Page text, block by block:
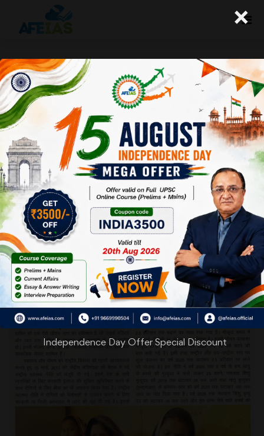
कुरुक्षेत्र : स्वास्थ्य और पोषण : देश की प्रगति
के पहिए (18-01-2020)
Afeias 18 Jan 2020
To Download Click Here.
×
Independence Day Offer Special Discount